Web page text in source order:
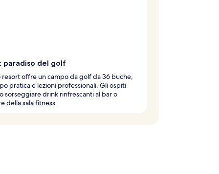
paradiso del golf
offre un campo da golf da 36 buche,
pratica e lezioni professionali. Gli ospiti
sorseggiare drink rinfrescanti al bar o
della sala fitness.